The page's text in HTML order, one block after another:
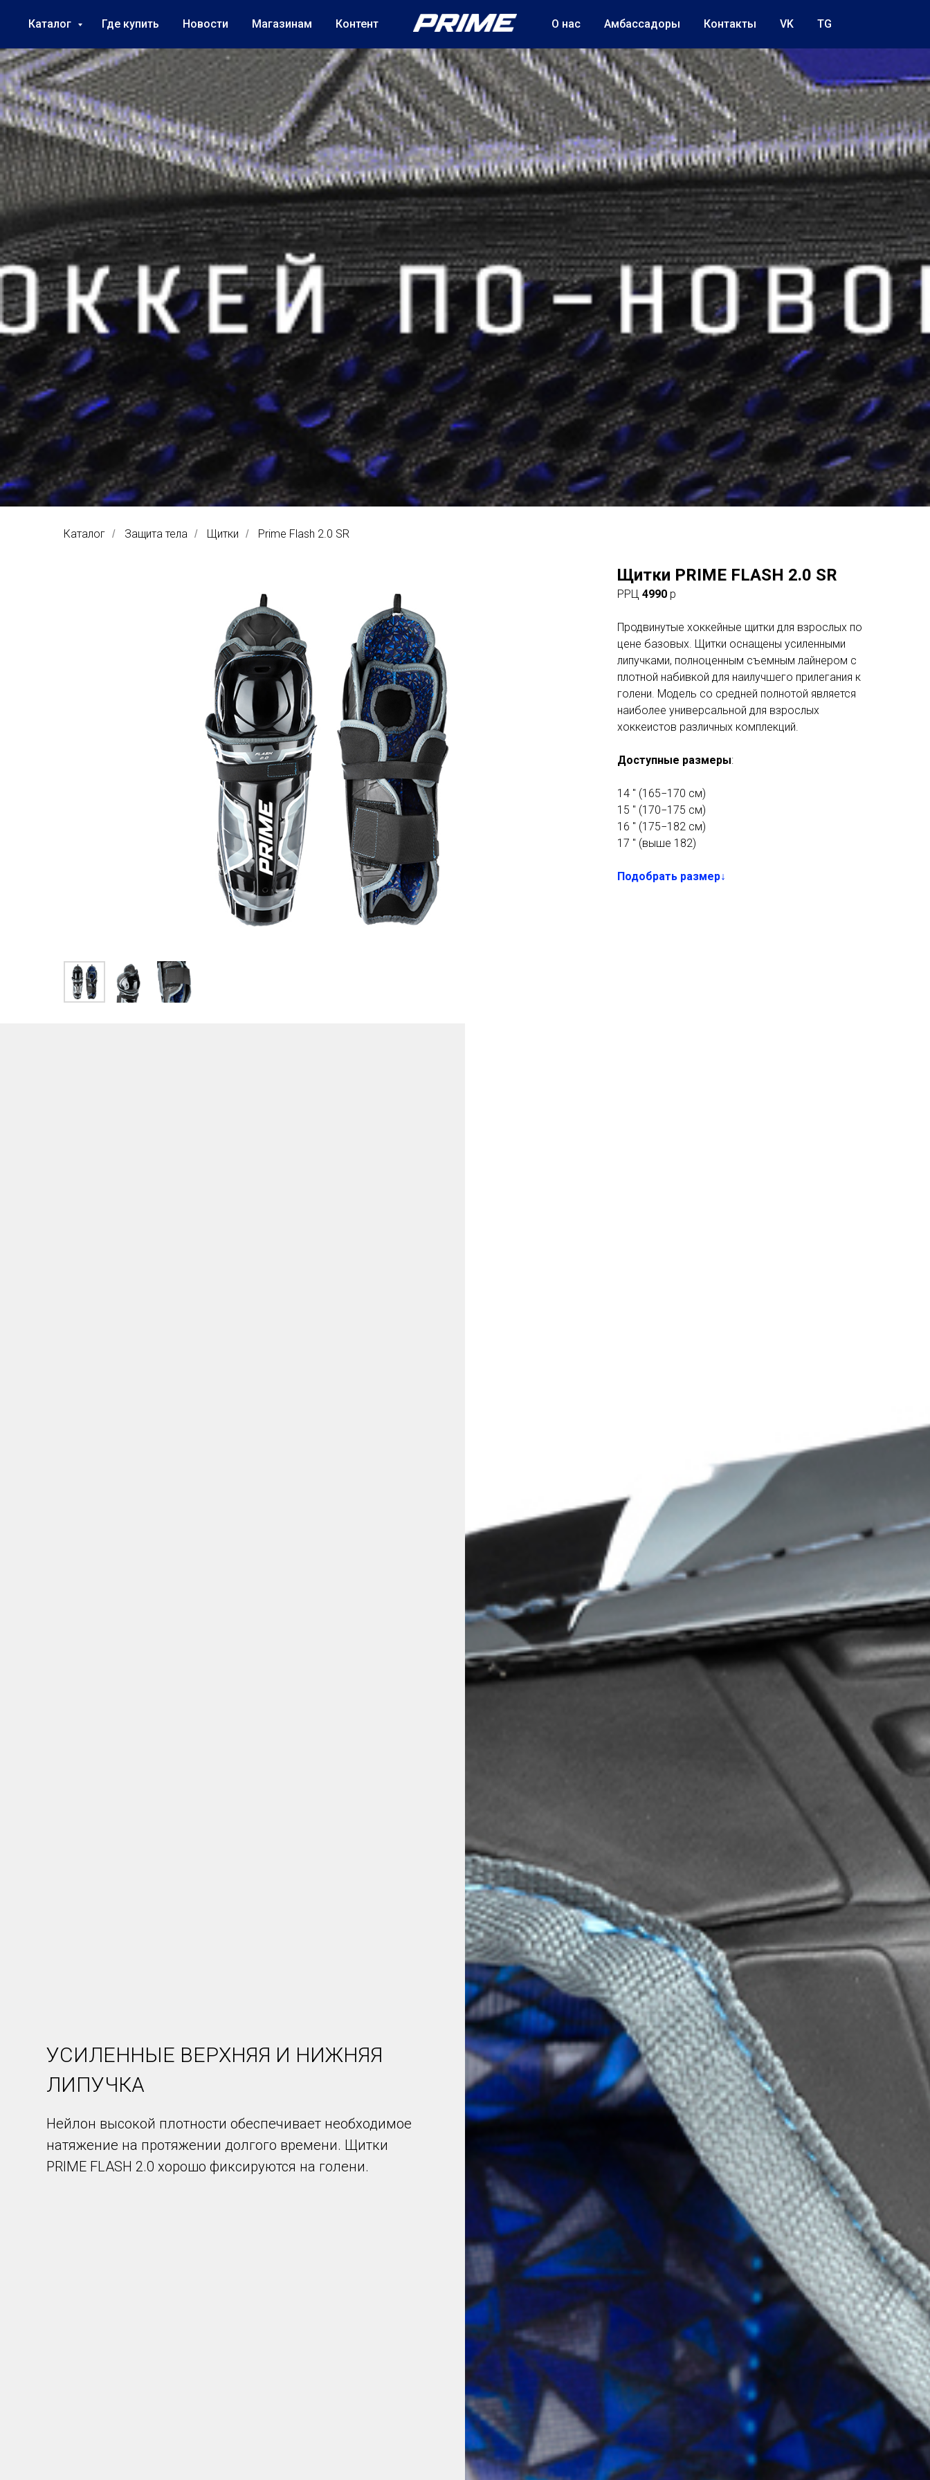
Каталог Где купить Новости Магазинам Контент О нас Амбассадоры Контакты VK TG
Каталог / Защита тела / Щитки / Prime Flash 2.0 SR
Щитки PRIME FLASH 2.0 SR
РРЦ 4990 р
Продвинутые хоккейные щитки для взрослых по
цене базовых. Щитки оснащены усиленными
липучками, полноценным съемным лайнером с
плотной набивкой для наилучшего прилегания к
голени. Модель со средней полнотой является
наиболее универсальной для взрослых
хоккеистов различных комплекций.
Доступные размеры:
14 " (165−170 см)
15 " (170−175 см)
16 " (175−182 см)
17 " (выше 182)
Подобрать размер↓
УСИЛЕННЫЕ ВЕРХНЯЯ И НИЖНЯЯ
ЛИПУЧКА
Нейлон высокой плотности обеспечивает необходимое
натяжение на протяжении долгого времени. Щитки
PRIME FLASH 2.0 хорошо фиксируются на голени.